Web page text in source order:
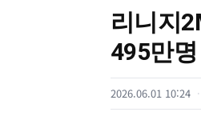
리니지
495만
2026.06.01 10:24